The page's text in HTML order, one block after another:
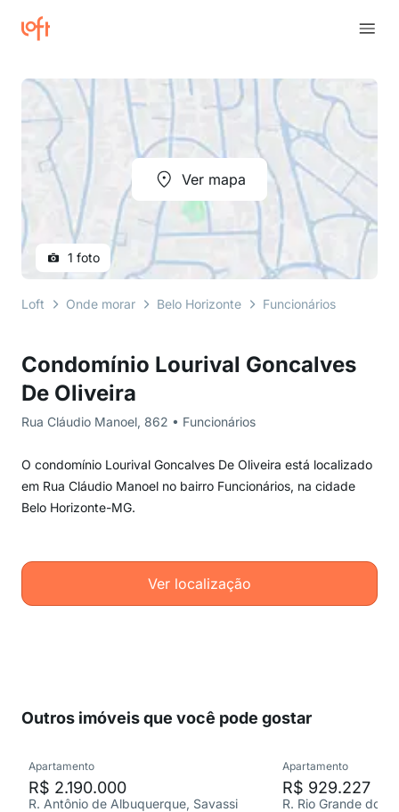
Condomínio Lourival Goncalves
De Oliveira
Rua Cláudio Manoel, 862 • Funcionários
O condomínio Lourival Goncalves De Oliveira está localizado
em Rua Cláudio Manoel no bairro Funcionários, na cidade
Belo Horizonte-MG.
Ver localização
Ver mapa
1 foto
Loft Onde morar Belo Horizonte Funcionários
Outros imóveis que você pode gostar
Apartamento
R$ 2.190.000
R. Antônio de Albuquerque, Savassi
Apartamento
R$ 929.227
R. Rio Grande do